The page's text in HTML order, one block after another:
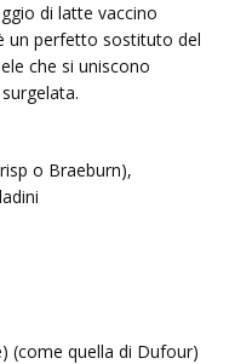
di latte vaccino
un perfetto sostituto del
che si uniscono
o Braeburn),
(come quella di Dufour)